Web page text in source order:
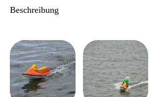
Beschreibung